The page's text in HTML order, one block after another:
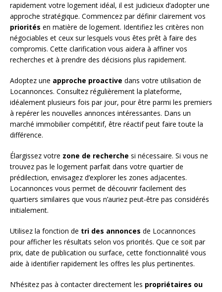
rapidement votre logement idéal, il est judicieux d’adopter une
approche stratégique. Commencez par définir clairement vos
priorités en matière de logement. Identifiez les critères non
négociables et ceux sur lesquels vous êtes prêt à faire des
compromis. Cette clarification vous aidera à affiner vos
recherches et à prendre des décisions plus rapidement.
Adoptez une approche proactive dans votre utilisation de
Locannonces. Consultez régulièrement la plateforme,
idéalement plusieurs fois par jour, pour être parmi les premiers
à repérer les nouvelles annonces intéressantes. Dans un
marché immobilier compétitif, être réactif peut faire toute la
différence.
Élargissez votre zone de recherche si nécessaire. Si vous ne
trouvez pas le logement parfait dans votre quartier de
prédilection, envisagez d’explorer les zones adjacentes.
Locannonces vous permet de découvrir facilement des
quartiers similaires que vous n’auriez peut-être pas considérés
initialement.
Utilisez la fonction de tri des annonces de Locannonces
pour afficher les résultats selon vos priorités. Que ce soit par
prix, date de publication ou surface, cette fonctionnalité vous
aide à identifier rapidement les offres les plus pertinentes.
N’hésitez pas à contacter directement les propriétaires ou